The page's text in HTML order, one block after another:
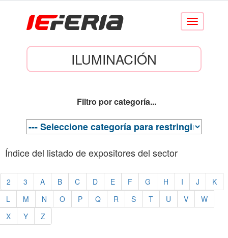
Conmutar
navegación
ILUMINACIÓN
Filtro por categoría...
Índice del listado de expositores del sector
2 3 A B C D E F G H I J
K
L
M N O P Q R S T U V
W
X
Y Z